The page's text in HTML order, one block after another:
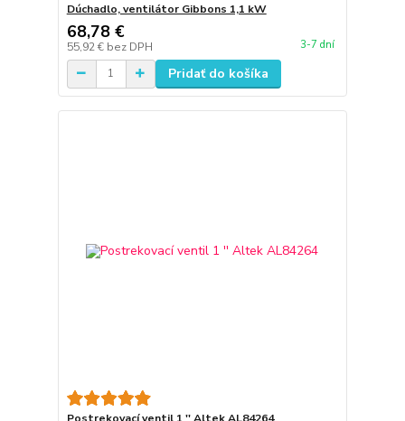
Dúchadlo, ventilátor Gibbons 1,1 kW
68,78 €
55,92 € bez DPH 3-7 dní
Pridať do košíka